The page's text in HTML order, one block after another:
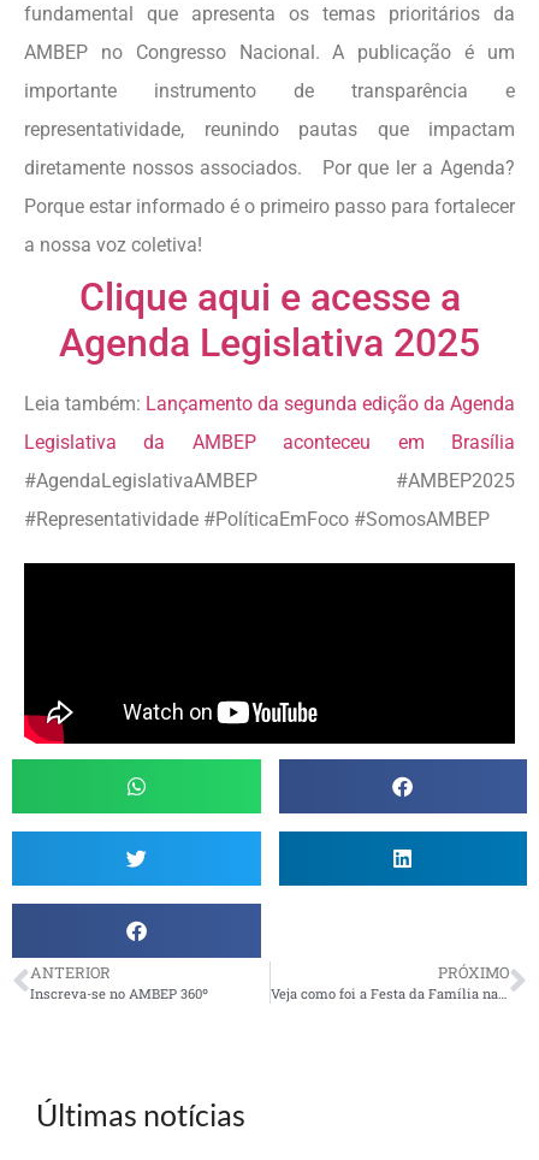
fundamental que apresenta os temas prioritários da
AMBEP no Congresso Nacional. A publicação é um
importante instrumento de transparência e
representatividade, reunindo pautas que impactam
diretamente nossos associados. Por que ler a Agenda?
Porque estar informado é o primeiro passo para fortalecer
a nossa voz coletiva!
Clique aqui e acesse a
Agenda Legislativa 2025
Leia também: Lançamento da segunda edição da Agenda
Legislativa da AMBEP aconteceu em Brasília
#AgendaLegislativaAMBEP #AMBEP2025
#Representatividade #PolíticaEmFoco #SomosAMBEP
ANTERIOR
Inscreva-se no AMBEP 360º
PRÓXIMO
Veja como foi a Festa da Família na UR João Pessoa
Últimas notícias